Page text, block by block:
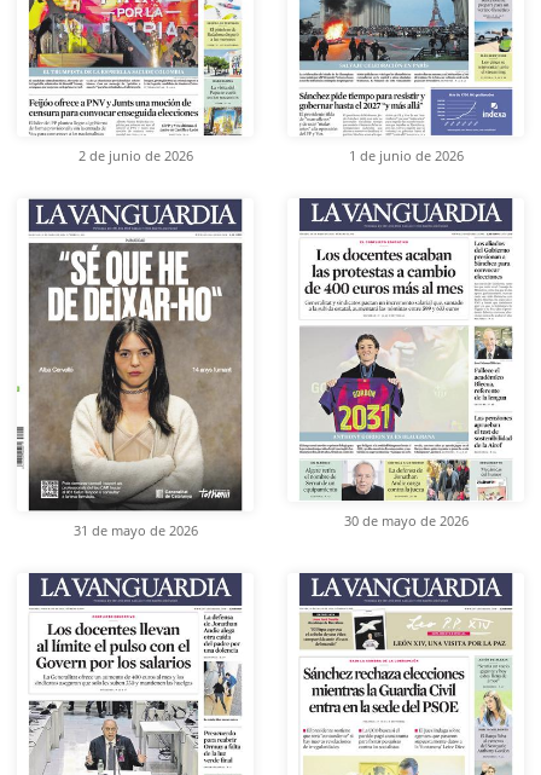
2 de junio de 2026 1 de junio de 2026
31 de mayo de 2026
30 de mayo de 2026